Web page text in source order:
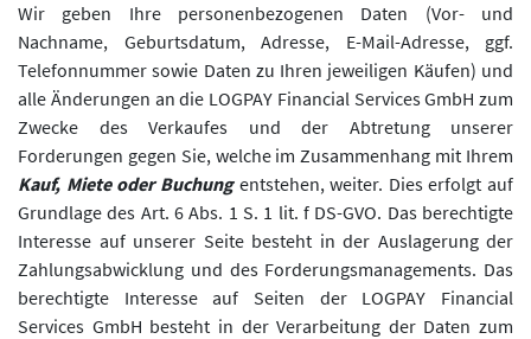
Wir geben Ihre personenbezogenen Daten (Vor- und
Nachname, Geburtsdatum, Adresse, E-Mail-Adresse, ggf.
Telefonnummer sowie Daten zu Ihren jeweiligen Käufen) und
alle Änderungen an die LOGPAY Financial Services GmbH zum
Zwecke des Verkaufes und der Abtretung unserer
Forderungen gegen Sie, welche im Zusammenhang mit Ihrem
Kauf, Miete oder Buchungentstehen, weiter. Dies erfolgt auf
Grundlage des Art. 6 Abs. 1 S. 1 lit. f DS-GVO. Das berechtigte
Interesse auf unserer Seite besteht in der Auslagerung der
Zahlungsabwicklung und des Forderungsmanagements. Das
berechtigte Interesse auf Seiten der LOGPAY Financial
Services GmbH besteht in der Verarbeitung der Daten zum